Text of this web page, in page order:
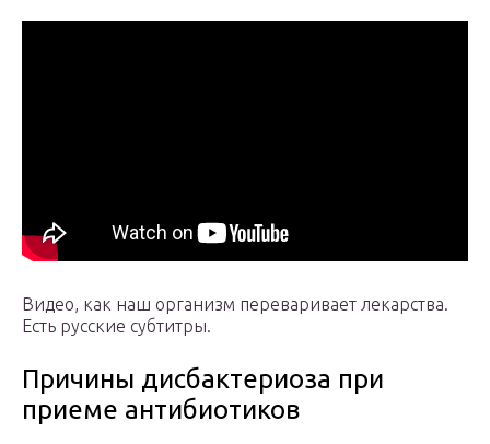
Видео, как наш организм переваривает лекарства.
Есть русские субтитры.
Причины дисбактериоза при
приеме антибиотиков